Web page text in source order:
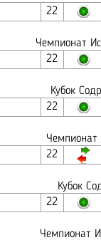
22
Чемпионат
22
Кубок
22
22
Кубок
22
Чемпионат